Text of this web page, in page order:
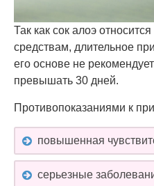
Так как сок алоэ
средствам, длительное
его основе не
превышать 30 дней.
Противопоказаниями к
повышенная
серьезные